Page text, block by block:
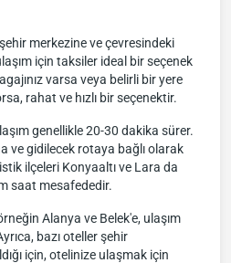
merkezine ve çevresindeki
için taksiler ideal bir seçenek
varsa veya belirli bir yere
rahat ve hızlı bir seçenektir.
genellikle 20-30 dakika sürer.
ve gidilecek rotaya bağlı olarak
ilçeleri Konyaaltı ve Lara da
saat mesafededir.
Alanya ve Belek'e, ulaşım
bazı oteller şehir
için, otelinize ulaşmak için